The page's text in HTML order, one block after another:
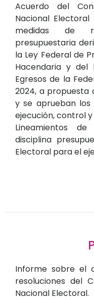
Acuerdo del
Nacional
medidas de
presupuestaria
la Ley Federal de
Hacendaria y del
Egresos de la
2024, a propuesta
y se aprueban
ejecución, control
Lineamientos
disciplina
Electoral para el
Informe sobre el
resoluciones del
Nacional Electoral.